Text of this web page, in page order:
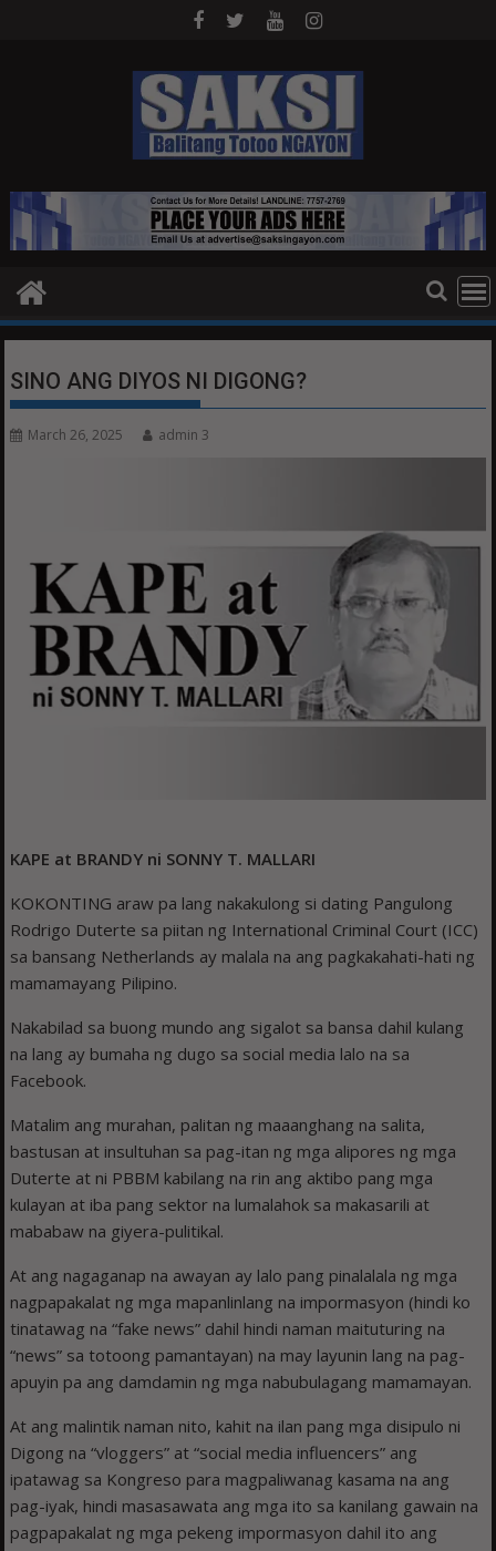
SINO ANG DIYOS NI DIGONG?
March 26, 2025 admin 3
KAPE at BRANDY ni SONNY T. MALLARI
KOKONTING araw pa lang nakakulong si dating Pangulong
Rodrigo Duterte sa piitan ng International Criminal Court (ICC)
sa bansang Netherlands ay malala na ang pagkakahati-hati ng
mamamayang Pilipino.
Nakabilad sa buong mundo ang sigalot sa bansa dahil kulang
na lang ay bumaha ng dugo sa social media lalo na sa
Facebook.
Matalim ang murahan, palitan ng maaanghang na salita,
bastusan at insultuhan sa pag-itan ng mga alipores ng mga
Duterte at ni PBBM kabilang na rin ang aktibo pang mga
kulayan at iba pang sektor na lumalahok sa makasarili at
mababaw na giyera-pulitikal.
At ang nagaganap na awayan ay lalo pang pinalalala ng mga
nagpapakalat ng mga mapanlinlang na impormasyon (hindi ko
tinatawag na “fake news” dahil hindi naman maituturing na
“news” sa totoong pamantayan) na may layunin lang na pag-
apuyin pa ang damdamin ng mga nabubulagang mamamayan.
At ang malintik naman nito, kahit na ilan pang mga disipulo ni
Digong na “vloggers” at “social media influencers” ang
ipatawag sa Kongreso para magpaliwanag kasama na ang
pag-iyak, hindi masasawata ang mga ito sa kanilang gawain na
pagpapakalat ng mga pekeng impormasyon dahil ito ang